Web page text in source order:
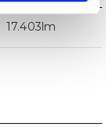
17.403lm